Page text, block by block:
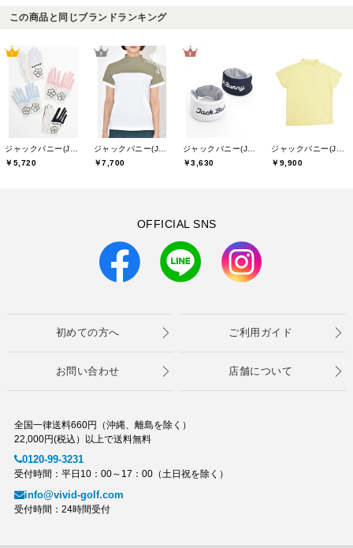
この商品と同じブランドランキング
ジャックバニー(Jack Bunny)
￥5,720
ジャックバニー(Jack Bunny)
￥7,700
ジャックバニー(Jack Bunny)
￥3,630
ジャックバニー(Jack Bunny)
￥9,900
OFFICIAL SNS
初めての方へ ご利用ガイド
お問い合わせ 店舗について
全国一律送料660円（沖縄、離島を除く）
22,000円(税込）以上で送料無料
0120-99-3231
受付時間：平日10：00～17：00（土日祝を除く）
info@vivid-golf.com
受付時間：24時間受付